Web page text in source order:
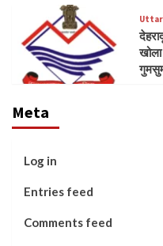
Meta
Log in
Entries feed
Comments feed